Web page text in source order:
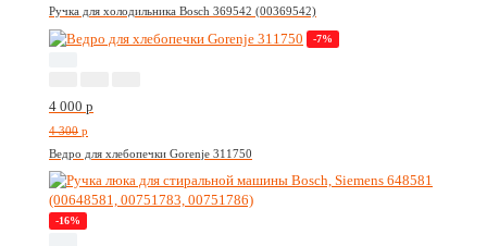
Ручка для холодильника Bosch 369542 (00369542)
-7%
4 000 p
4 300 p
Ведро для хлебопечки Gorenje 311750
-16%